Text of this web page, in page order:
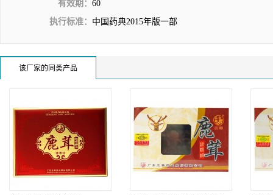
有效期： 60
执行标准： 中国药典2015年版一部
该厂家的同类产品